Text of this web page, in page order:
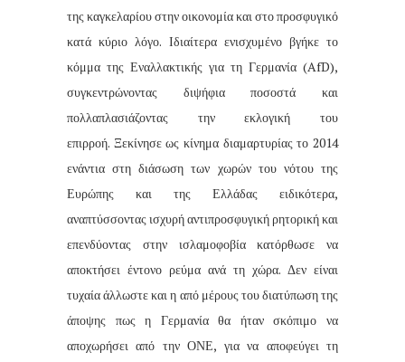
της καγκελαρίου στην οικονομία και στο προσφυγικό
κατά κύριο λόγο. Ιδιαίτερα ενισχυμένο βγήκε το
κόμμα της Εναλλακτικής για τη Γερμανία (AfD),
συγκεντρώνοντας διψήφια ποσοστά και
πολλαπλασιάζοντας την εκλογική του
επιρροή. Ξεκίνησε ως κίνημα διαμαρτυρίας το 2014
ενάντια στη διάσωση των χωρών του νότου της
Ευρώπης και της Ελλάδας ειδικότερα,
αναπτύσσοντας ισχυρή αντιπροσφυγική ρητορική και
επενδύοντας στην ισλαμοφοβία κατόρθωσε να
αποκτήσει έντονο ρεύμα ανά τη χώρα. Δεν είναι
τυχαία άλλωστε και η από μέρους του διατύπωση της
άποψης πως η Γερμανία θα ήταν σκόπιμο να
αποχωρήσει από την ΟΝΕ, για να αποφεύγει τη